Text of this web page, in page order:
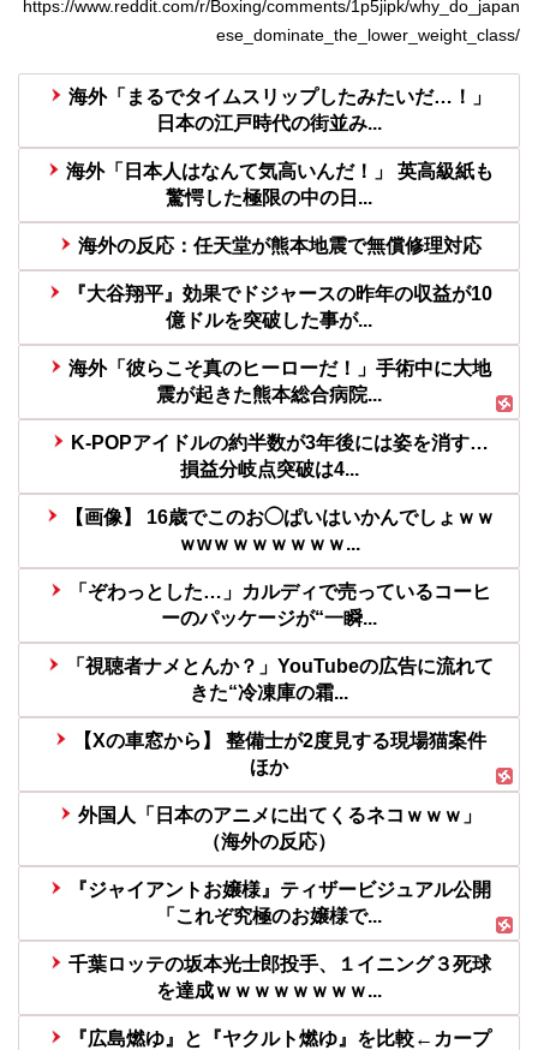
https://www.reddit.com/r/Boxing/comments/1p5jipk/why_do_japan
ese_dominate_the_lower_weight_class/
海外「まるでタイムスリップしたみたいだ…！」
日本の江戸時代の街並み...
海外「日本人はなんて気高いんだ！」 英高級紙も
驚愕した極限の中の日...
海外の反応：任天堂が熊本地震で無償修理対応
『大谷翔平』効果でドジャースの昨年の収益が10
億ドルを突破した事が...
海外「彼らこそ真のヒーローだ！」手術中に大地
震が起きた熊本総合病院...
K-POPアイドルの約半数が3年後には姿を消す…
損益分岐点突破は4...
【画像】 16歳でこのお◯ぱいはいかんでしょｗｗ
ｗwｗｗｗｗｗｗｗ...
「ぞわっとした…」カルディで売っているコーヒ
ーのパッケージが“一瞬...
「視聴者ナメとんか？」YouTubeの広告に流れて
きた“冷凍庫の霜...
【Xの車窓から】 整備士が2度見する現場猫案件
ほか
外国人「日本のアニメに出てくるネコｗｗｗ」
（海外の反応）
『ジャイアントお嬢様』ティザービジュアル公開
「これぞ究極のお嬢様で...
千葉ロッテの坂本光士郎投手、１イニング３死球
を達成ｗｗｗｗｗｗｗｗ...
『広島燃ゆ』と『ヤクルト燃ゆ』を比較←カープ